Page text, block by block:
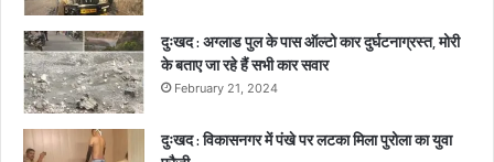
क
मौ
ब
दुःखद : अग्लाड पुल के पास ऑल्टो कार दुर्घटनाग्रस्त, मोरी
के बताए जा रहे हैं सभी कार सवार
February 21, 2024
दुःखद : विकासनगर में पंखे पर लटका मिला पुरोला का युवा